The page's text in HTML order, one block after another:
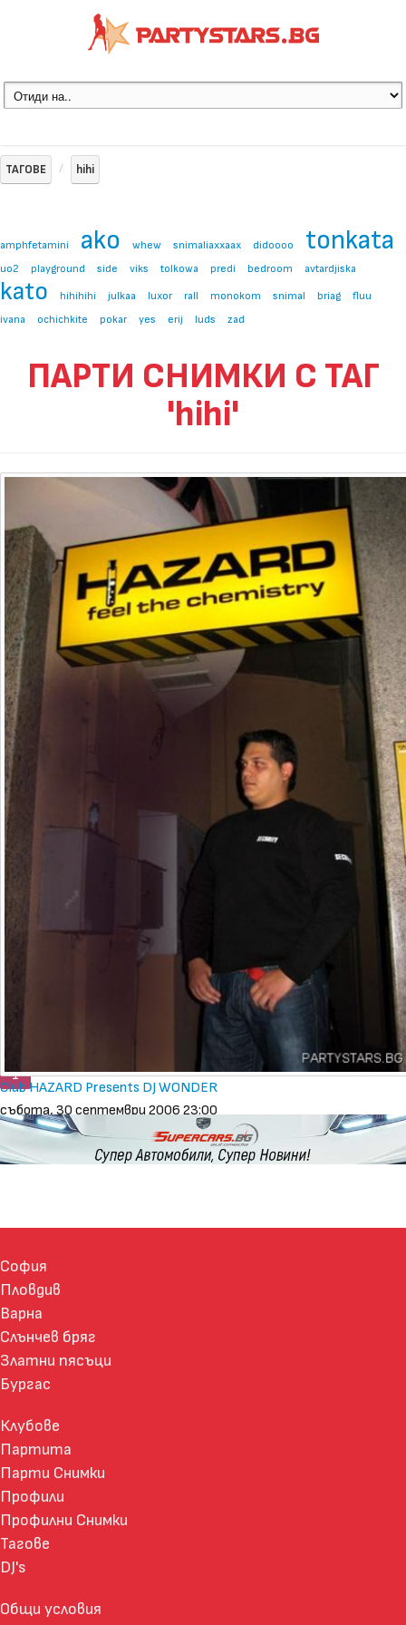
ТАГОВЕ hihi
amphfetamini ako whew snimaliaxxaax didoooo tonkata
uo2 playground side viks tolkowa predi bedroom avtardjiska
kato hihihihi julkaa luxor rall monokom snimal briag
fluu
ivana
ochichkite pokar yes erij luds zad
ПАРТИ СНИМКИ С ТАГ
'hihi'
Club HAZARD Presents DJ WONDER
събота, 30 септември 2006 23:00
1
София
Пловдив
Варна
Слънчев бряг
Златни пясъци
Бургас
Клубове
Партита
Парти Снимки
Профили
Профилни Снимки
Тагове
DJ's
Общи условия